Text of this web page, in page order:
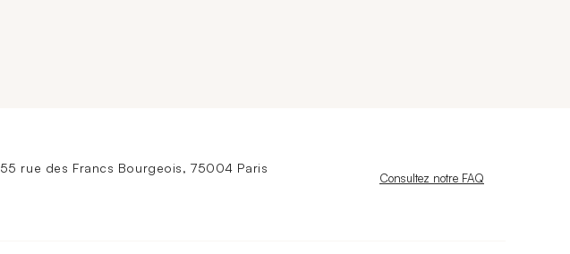
55 rue des Francs Bourgeois, 75004 Paris
Nouvelle fenêtre
Consultez notre FAQ